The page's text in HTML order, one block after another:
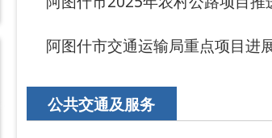
关于规范阿图什市小微型客车租赁企业（业户）
关于阿图什市2024年度道路运输企业信用评价（
提醒！货运车辆逾期未年审的，请尽快办理